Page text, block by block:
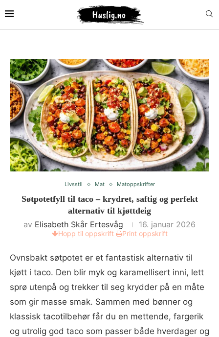
Livsstil Mat Matoppskrifter
Søtpotetfyll til taco – krydret, saftig og perfekt
alternativ til kjøttdeig
av Elisabeth Skår Ertesvåg 16. januar 2026
Hopp til oppskrift Print oppskrift
Ovnsbakt søtpotet er et fantastisk alternativ til
kjøtt i taco. Den blir myk og karamellisert inni, lett
sprø utenpå og trekker til seg krydder på en måte
som gir masse smak. Sammen med bønner og
klassisk tacotilbehør får du en mettende, fargerik
og utrolig god taco som passer både hverdager og